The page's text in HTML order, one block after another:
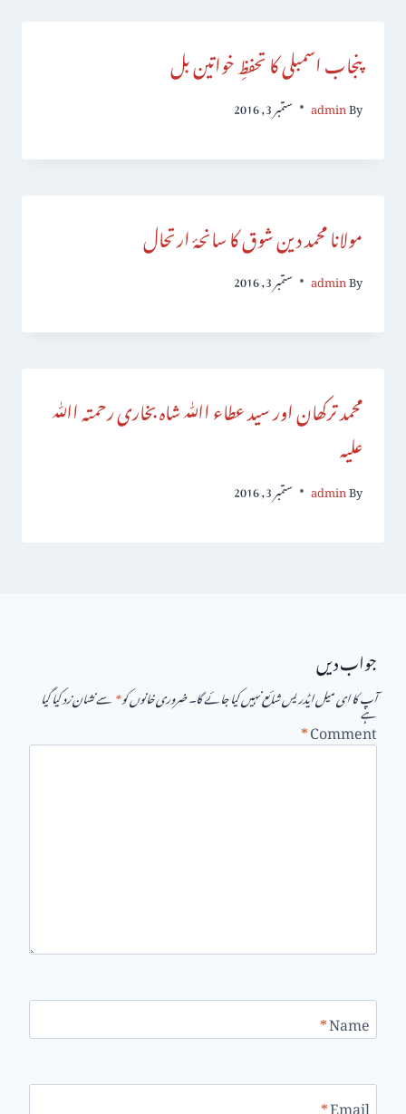
پنجاب اسمبلی کا تحفظِ خواتین بل
By
admin ستمبر 3, 2016
مولانا محمد دین شوق کا سانحۂ ارتحال
By
admin ستمبر 3, 2016
محمد ترکھان اور سید عطاء اﷲ شاہ بخاری رحمتہ اﷲ
علیہ
By
admin ستمبر 3, 2016
جواب دیں
آپ کا ای میل ایڈریس شائع نہیں کیا جائے گا۔ضروری خانوں کو*سے نشان زد کیا گیا ہے
Comment
*
Name
*
Email
*